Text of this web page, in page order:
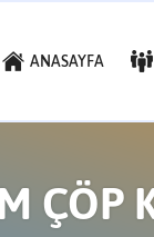
ANASAYFA